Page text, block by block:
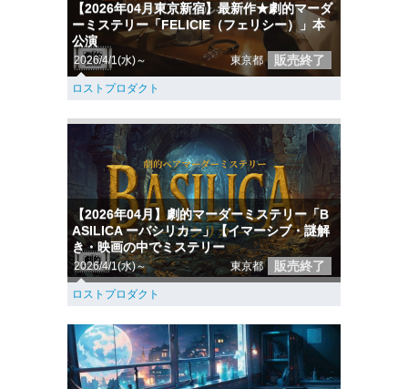
【2026年04月東京新宿】最新作★劇的マーダ
ーミステリー「FELICIE（フェリシー）」本
公演
2026/4/1(水)～ 東京都 販売終了
ロストプロダクト
【2026年04月】劇的マーダーミステリー「B
ASILICA ーバシリカー」【イマーシブ・謎解
き・映画の中でミステリー
2026/4/1(水)～ 東京都 販売終了
ロストプロダクト